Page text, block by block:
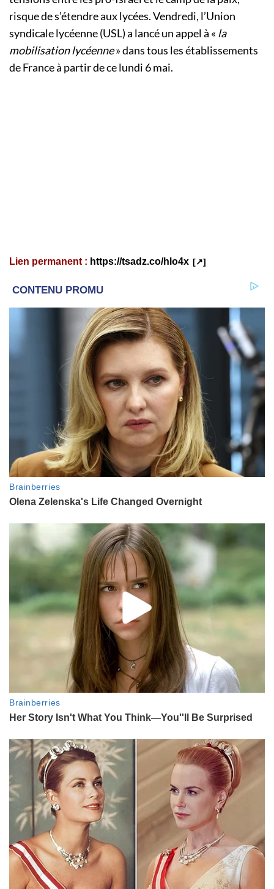
risque de s’étendre aux lycées. Vendredi, l’Union
syndicale lycéenne (USL) a lancé un appel à « la
mobilisation lycéenne» dans tous les établissements
de France à partir de ce lundi 6 mai.
Lien permanent : https://tsadz.co/hlo4x